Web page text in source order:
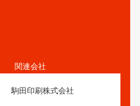
関連会社
駒田印刷株式会社